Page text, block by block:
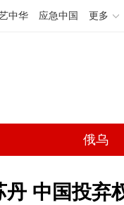
中华 应急中国 更多
俄乌
中国投弃